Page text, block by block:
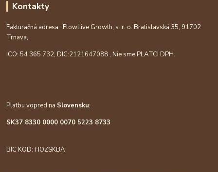
Kontakty
Fakturačná adresa: FlowLive Growth, s. r. o. Bratislavská 35, 91702
Trnava,
ICO: 54 365 732, DIC:2121647088 , Nie sme PLATCI DPH.
Platbu vopred na Slovensku:
SK37 8330 0000 0070 5223 8733
BIC KOD: FIOZSKBA